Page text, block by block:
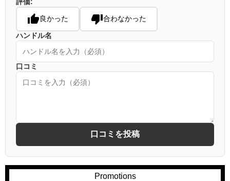
良かった 合わなかった
ハンドル名
口コミ
口コミを投稿
Promotions